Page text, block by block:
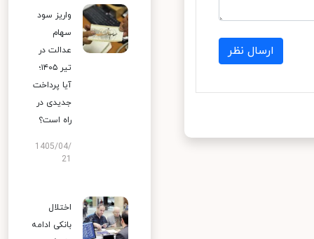
ارسال نظر
واریز سود
سهام
عدالت در
تیر ۱۴۰۵؛
آیا پرداخت
جدیدی در
راه است؟
1405/04/
اختلال
بانکی ادامه